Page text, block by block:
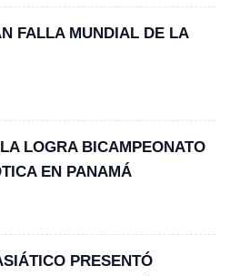
FALLA MUNDIAL DE LA
LOGRA BICAMPEONATO
EN PANAMÁ
PRESENTÓ